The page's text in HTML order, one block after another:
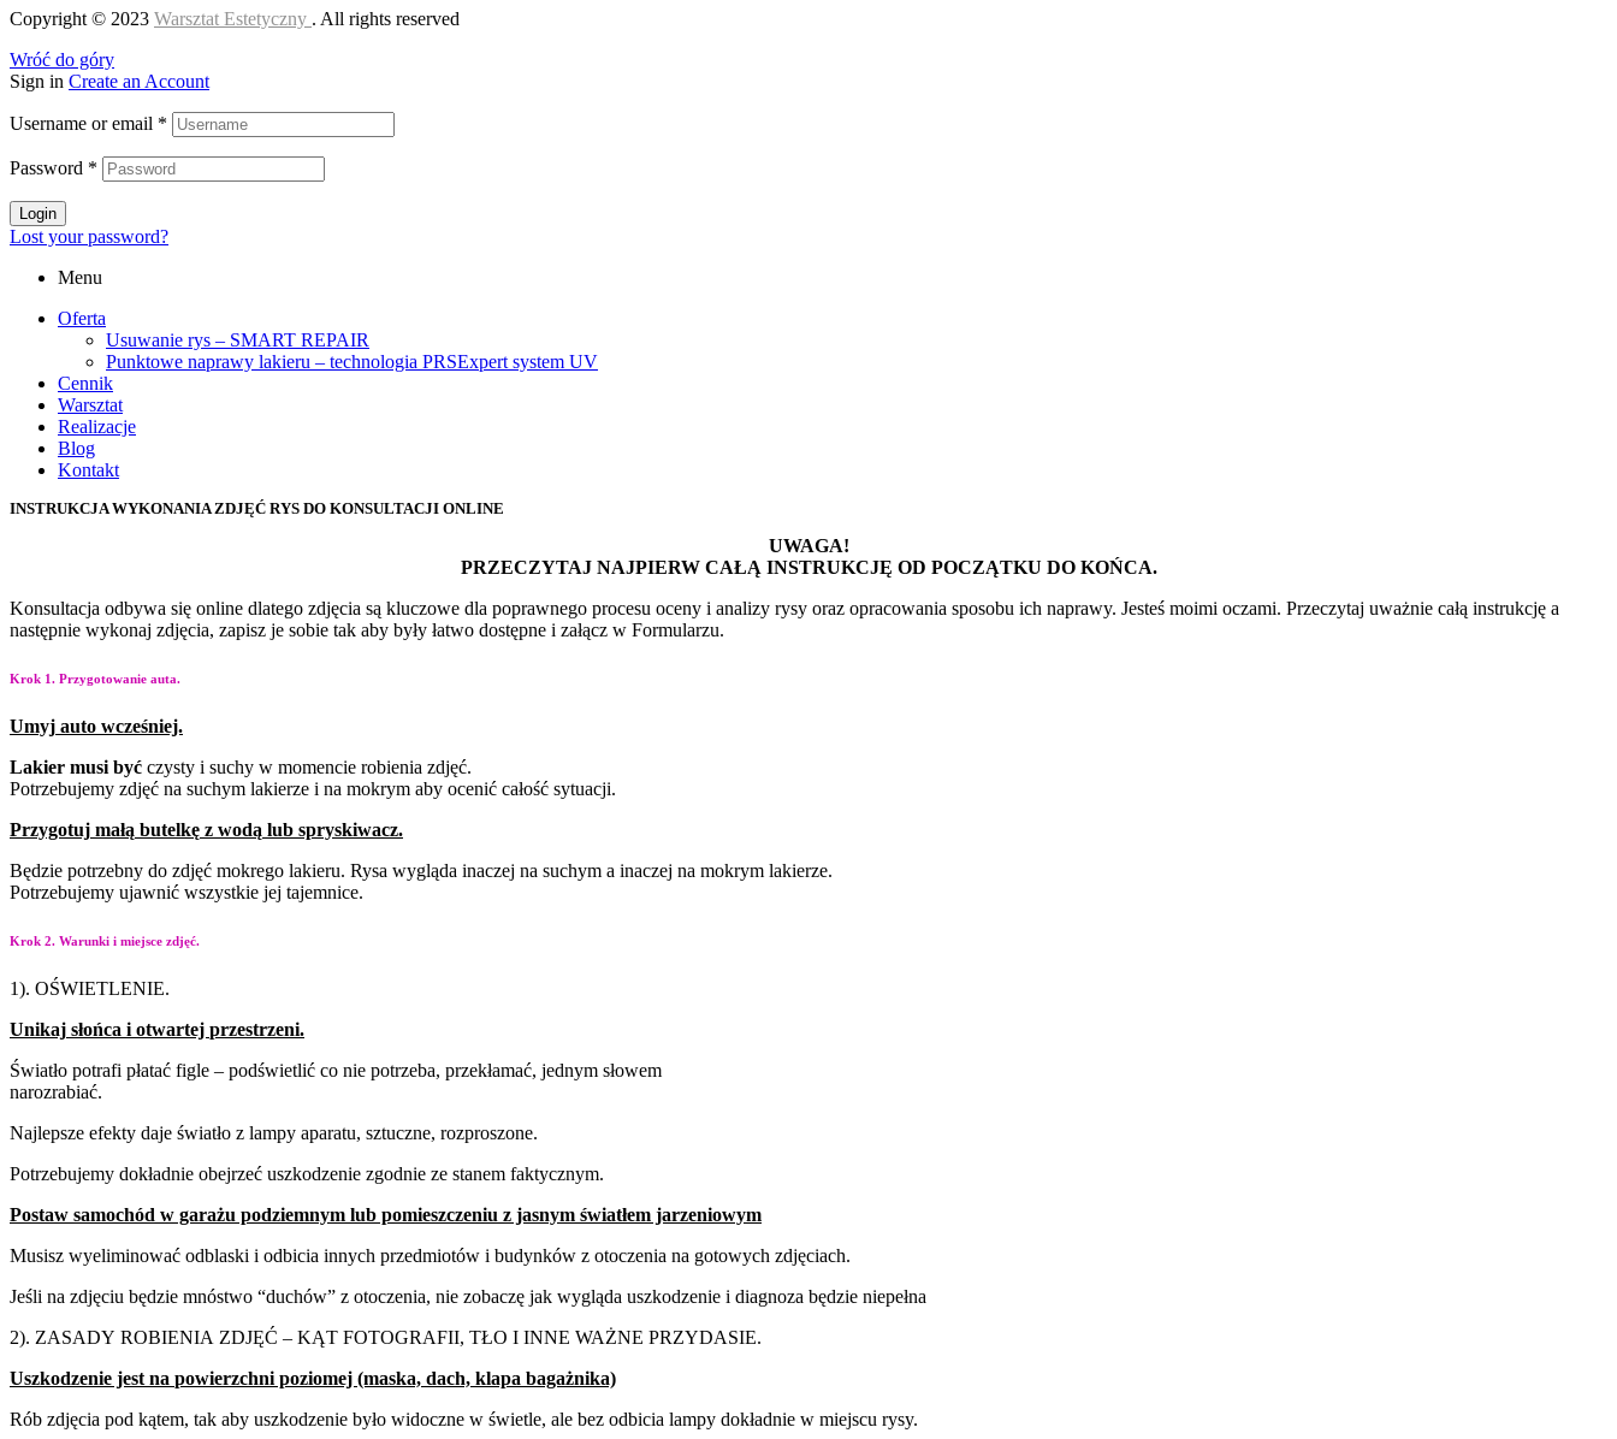
Copyright © 2023 Warsztat Estetyczny . All rights reserved
Wróć do góry
Sign in Create an Account
Username or email *
Password *
Login
Lost your password?
Menu
Oferta
Usuwanie rys – SMART REPAIR
Punktowe naprawy lakieru – technologia PRSExpert system UV
Cennik
Warsztat
Realizacje
Blog
Kontakt
INSTRUKCJA WYKONANIA ZDJĘĆ RYS DO KONSULTACJI ONLINE
UWAGA!
PRZECZYTAJ NAJPIERW CAŁĄ INSTRUKCJĘ OD POCZĄTKU DO KOŃCA.
Konsultacja odbywa się online dlatego zdjęcia są kluczowe dla poprawnego procesu oceny i analizy rysy oraz opracowania sposobu ich naprawy. Jesteś moimi oczami. Przeczytaj uważnie całą instrukcję a
następnie wykonaj zdjęcia, zapisz je sobie tak aby były łatwo dostępne i załącz w Formularzu.
Krok 1. Przygotowanie auta.
Umyj auto wcześniej.
Lakier musi być czysty i suchy w momencie robienia zdjęć.
Potrzebujemy zdjęć na suchym lakierze i na mokrym aby ocenić całość sytuacji.
Przygotuj małą butelkę z wodą lub spryskiwacz.
Będzie potrzebny do zdjęć mokrego lakieru. Rysa wygląda inaczej na suchym a inaczej na mokrym lakierze.
Potrzebujemy ujawnić wszystkie jej tajemnice.
Krok 2. Warunki i miejsce zdjęć.
1). OŚWIETLENIE.
Unikaj słońca i otwartej przestrzeni.
Światło potrafi płatać figle – podświetlić co nie potrzeba, przekłamać, jednym słowem
narozrabiać.
Najlepsze efekty daje światło z lampy aparatu, sztuczne, rozproszone.
Potrzebujemy dokładnie obejrzeć uszkodzenie zgodnie ze stanem faktycznym.
Postaw samochód w garażu podziemnym lub pomieszczeniu z jasnym światłem jarzeniowym
Musisz wyeliminować odblaski i odbicia innych przedmiotów i budynków z otoczenia na gotowych zdjęciach.
Jeśli na zdjęciu będzie mnóstwo “duchów” z otoczenia, nie zobaczę jak wygląda uszkodzenie i diagnoza będzie niepełna
2). ZASADY ROBIENIA ZDJĘĆ – KĄT FOTOGRAFII, TŁO I INNE WAŻNE PRZYDASIE.
Uszkodzenie jest na powierzchni poziomej (maska, dach, klapa bagażnika)
Rób zdjęcia pod kątem, tak aby uszkodzenie było widoczne w świetle, ale bez odbicia lampy dokładnie w miejscu rysy.